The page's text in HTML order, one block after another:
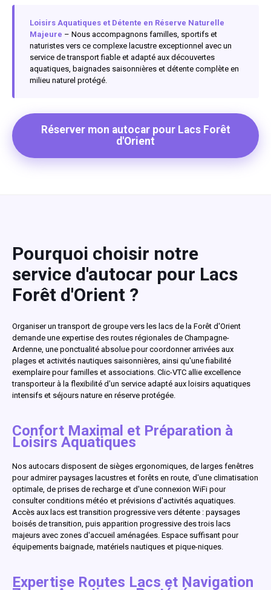
Loisirs Aquatiques et Détente en Réserve Naturelle
Majeure – Nous accompagnons familles, sportifs et
naturistes vers ce complexe lacustre exceptionnel avec un
service de transport fiable et adapté aux découvertes
aquatiques, baignades saisonnières et détente complète en
milieu naturel protégé.
Réserver mon autocar pour Lacs Forêt
d'Orient
Pourquoi choisir notre
service d'autocar pour Lacs
Forêt d'Orient ?
Organiser un transport de groupe vers les lacs de la Forêt d'Orient
demande une expertise des routes régionales de Champagne-
Ardenne, une ponctualité absolue pour coordonner arrivées aux
plages et activités nautiques saisonnières, ainsi qu'une fiabilité
exemplaire pour familles et associations. Clic-VTC allie excellence
transporteur à la flexibilité d'un service adapté aux loisirs aquatiques
intensifs et séjours nature en réserve protégée.
Confort Maximal et Préparation à
Loisirs Aquatiques
Nos autocars disposent de sièges ergonomiques, de larges fenêtres
pour admirer paysages lacustres et forêts en route, d'une climatisation
optimale, de prises de recharge et d'une connexion WiFi pour
consulter conditions météo et prévisions d'activités aquatiques.
Accès aux lacs est transition progressive vers détente : paysages
boisés de transition, puis apparition progressive des trois lacs
majeurs avec zones d'accueil aménagées. Espace suffisant pour
équipements baignade, matériels nautiques et pique-niques.
Expertise Routes Lacs et Navigation